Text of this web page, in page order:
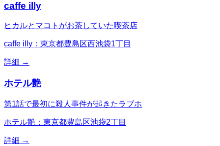
caffe illy
ヒカルとマコトがお茶していた喫茶店
caffe illy：東京都豊島区西池袋1丁目
詳細 →
ホテル艶
第1話で最初に殺人事件が起きたラブホ
ホテル艶：東京都豊島区池袋2丁目
詳細 →